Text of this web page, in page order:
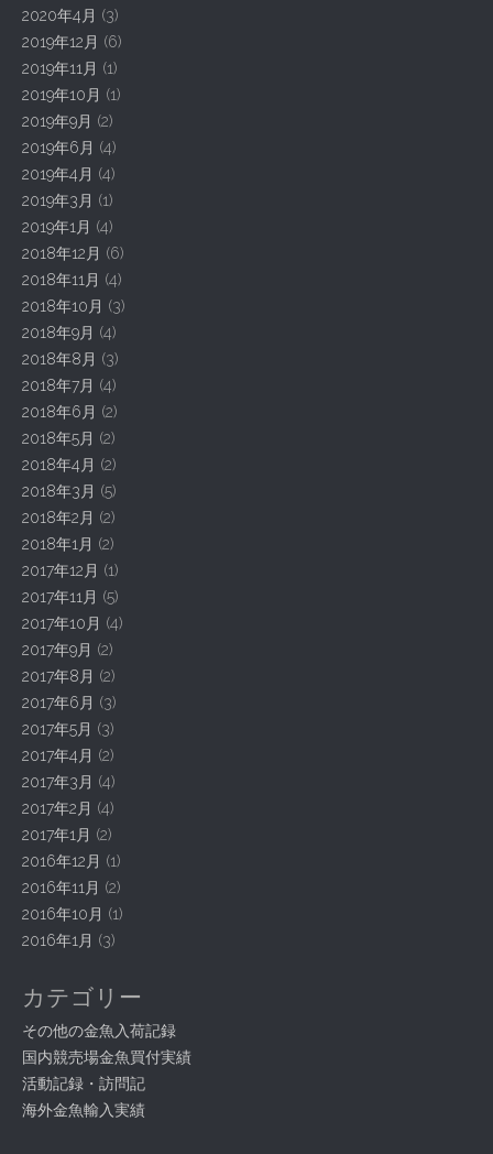
2020年4月 (3)
2019年12月 (6)
2019年11月 (1)
2019年10月 (1)
2019年9月 (2)
2019年6月 (4)
2019年4月 (4)
2019年3月 (1)
2019年1月 (4)
2018年12月 (6)
2018年11月 (4)
2018年10月 (3)
2018年9月 (4)
2018年8月 (3)
2018年7月 (4)
2018年6月 (2)
2018年5月 (2)
2018年4月 (2)
2018年3月 (5)
2018年2月 (2)
2018年1月 (2)
2017年12月 (1)
2017年11月 (5)
2017年10月 (4)
2017年9月 (2)
2017年8月 (2)
2017年6月 (3)
2017年5月 (3)
2017年4月 (2)
2017年3月 (4)
2017年2月 (4)
2017年1月 (2)
2016年12月 (1)
2016年11月 (2)
2016年10月 (1)
2016年1月 (3)
カテゴリー
その他の金魚入荷記録
国内競売場金魚買付実績
活動記録・訪問記
海外金魚輸入実績